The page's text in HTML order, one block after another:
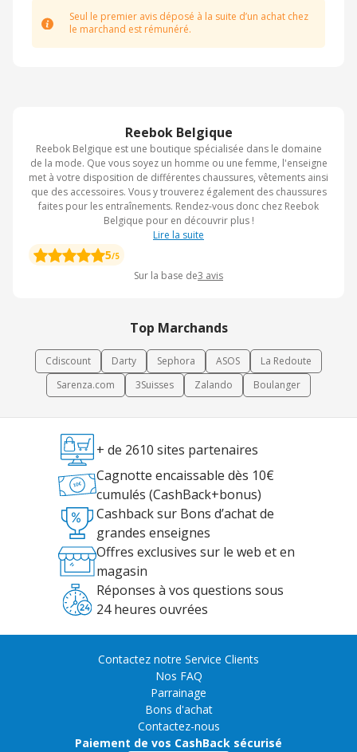
Reebok Belgique
Reebok Belgique est une boutique spécialisée dans le domaine
de la mode. Que vous soyez un homme ou une femme, l'enseigne
met à votre disposition de différentes chaussures, vêtements ainsi
que des accessoires. Vous y trouverez également des chaussures
faites pour les entraînements. Rendez-vous donc chez Reebok
Belgique pour en découvrir plus !
Lire la suite
5/5
Sur la base de3 avis
Top Marchands
Cdiscount Darty Sephora ASOS
La Redoute
Sarenza.com
3Suisses Zalando Boulanger
Seul le premier avis déposé à la suite d’un achat chez
le marchand est rémunéré.
+ de 2610 sites partenaires
Cagnotte encaissable dès 10€
cumulés (CashBack+bonus)
Cashback sur Bons d’achat de
grandes enseignes
Offres exclusives sur le web et en
magasin
Réponses à vos questions sous
24 heures ouvrées
Contactez notre Service Clients
Nos FAQ
Parrainage
Bons d'achat
Contactez-nous
Paiement de vos CashBack sécurisé